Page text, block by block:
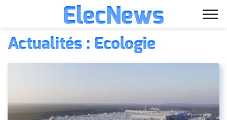
Aller
au
contenu
ElecNews
Voiture électrique
Voiture autonome
Écologie
Actualités : Ecologie